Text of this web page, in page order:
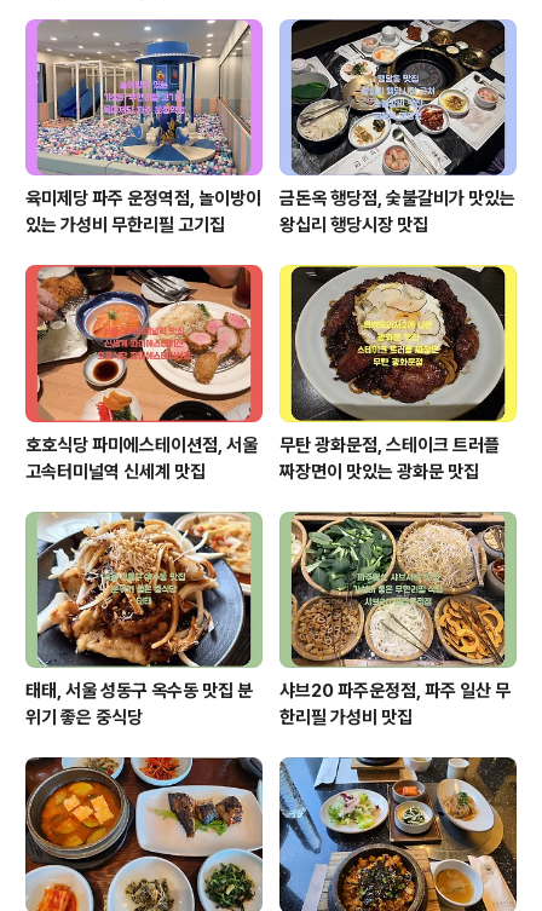
육미제당 파주 운정역점, 놀이방이
있는 가성비 무한리필 고기집
금돈옥 행당점, 숯불갈비가 맛있는
왕십리 행당시장 맛집
호호식당 파미에스테이션점, 서울
고속터미널역 신세계 맛집
무탄 광화문점, 스테이크 트러플
짜장면이 맛있는 광화문 맛집
태태, 서울 성동구 옥수동 맛집 분
위기 좋은 중식당
샤브20 파주운정점, 파주 일산 무
한리필 가성비 맛집